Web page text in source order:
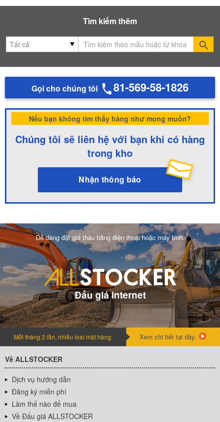
Tìm kiếm thêm
Gọi cho chúng tôi 81-569-58-1826
Nếu bạn không tìm thấy hàng như mong muốn?
Chúng tôi sẽ liên hệ với bạn khi có hàng
trong kho
Nhận thông báo
Dễ dàng đặt giá thầu bằng điện thoại hoặc máy tính.
Đấu giá internet
Mỗi tháng 2 lần, nhiều loai mặt hàng. Xem chi tiết tại đây.
Về ALLSTOCKER
Dịch vụ hướng dẫn
Đăng ký miễn phí
Làm thế nào để mua
Về Đấu giá ALLSTOCKER